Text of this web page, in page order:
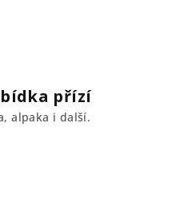
přízí
alpaka i další.